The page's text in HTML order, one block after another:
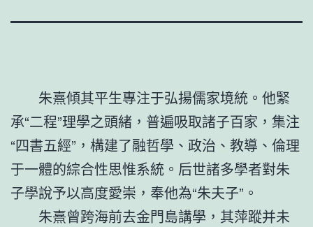
朱熹傾其平生專注于弘揚儒家境統。他緊
承“二程”理學之頭緒，普遍吸取諸子百家，集注
“四書五經”，構建了融哲學、政治、教導、倫理
于一體的綜合性思惟系統。后世諸多學者對朱
子學說予以高度愛崇，奉他為“朱夫子”。
朱熹曾跨海前去金門島講學，其萍蹤并未